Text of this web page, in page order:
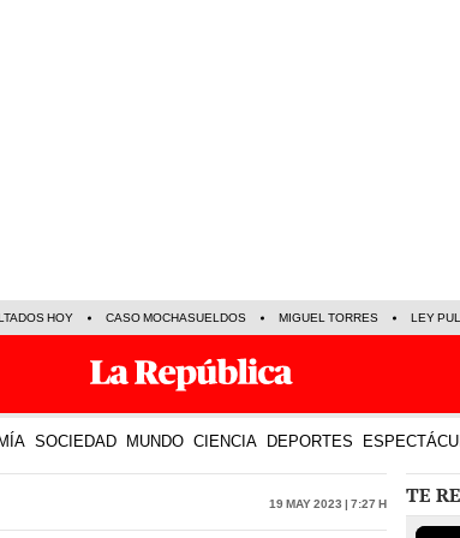
HOY CASO MOCHASUELDOS MIGUEL TORRES LEY
SOCIEDAD MUNDO CIENCIA DEPORTES
19 May 2023 | 7:27 h TE